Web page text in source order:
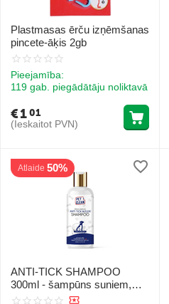
Plastmasas ērču izņēmšanas
pincete-āķis 2gb
Pieejamība:
119 gab. piegādātāju noliktavā
€101
(Ieskaitot PVN)
Atlaide 50%
ANTI-TICK SHAMPOO
300ml - šampūns suniem,
kas paredzēts ērču, blusu un